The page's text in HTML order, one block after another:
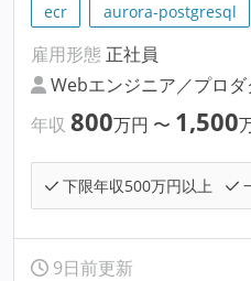
ecr
aurora-postgresql
雇用形態 正社員
Webエンジニア／プロ
年収 800万円 〜 1,500
下限年収500万円以上
9日前更新